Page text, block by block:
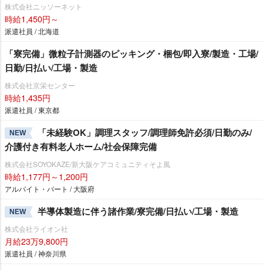
株式会社ニッソーネット
時給1,450円～
派遣社員 / 北海道
「寮完備」微粒子計測器のピッキング・梱包/即入寮/製造・工場/
日勤/日払い/工場・製造
株式会社京栄センター
時給1,435円
派遣社員 / 東京都
NEW
「未経験OK」調理スタッフ/調理師免許必須/日勤のみ/
介護付き有料老人ホーム/社会保障完備
株式会社SOYOKAZE/新大阪ケアコミュニティそよ風
時給1,177円～1,200円
アルバイト・パート / 大阪府
NEW 半導体製造に伴う諸作業/寮完備/日払い/工場・製造
株式会社ライオン社
月給23万9,800円
派遣社員 / 神奈川県